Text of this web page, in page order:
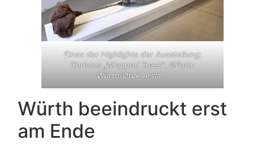
Eines der Highlights der Ausstellung:
Christos „Wrapped Trees“. ©Foto:
Würth/Ufuk Arslan.
Würth beeindruckt erst
am Ende